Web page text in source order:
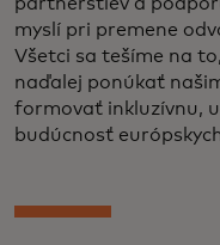
myslí pri premene
Všetci sa tešíme na
naďalej ponúkať
formovať inkluzívnu,
budúcnosť